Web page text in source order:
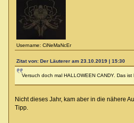
Username: CiNeMaNcEr
Zitat von: Der Läuterer am 23.10.2019 | 15:30
Versuch doch mal HALLOWEEN CANDY. Das
Nicht dieses Jahr, kam aber in die nähere
Tipp.